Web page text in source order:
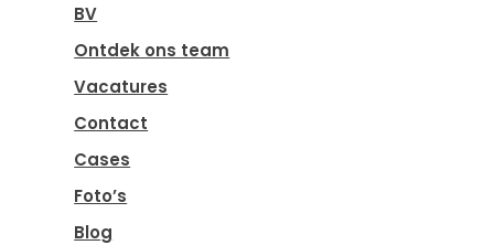
BV
Ontdek ons team
Vacatures
Contact
Cases
Foto’s
Blog